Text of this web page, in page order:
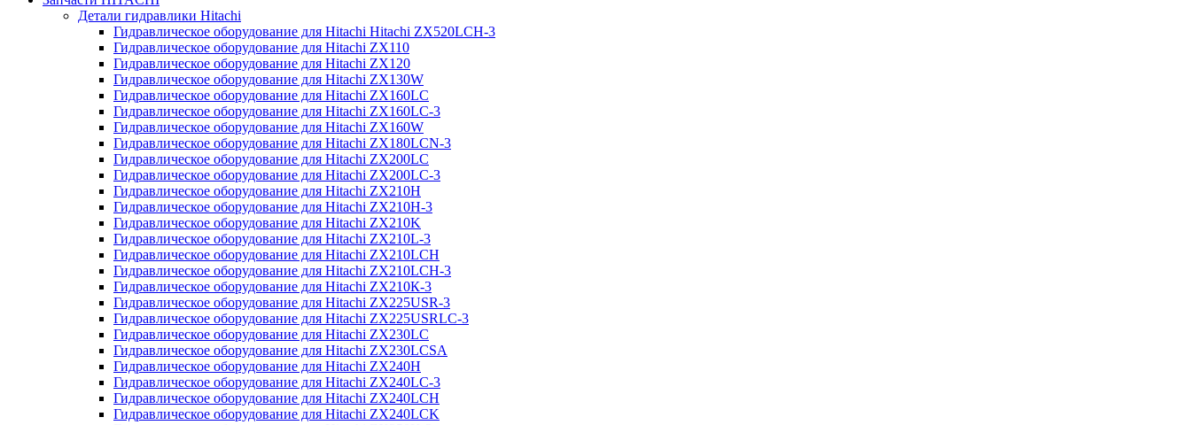
Детали гидравлики Hitachi
Гидравлическое оборудование для Hitachi Hitachi ZX520LCH-3
Гидравлическое оборудование для Hitachi ZX110
Гидравлическое оборудование для Hitachi ZX120
Гидравлическое оборудование для Hitachi ZX130W
Гидравлическое оборудование для Hitachi ZX160LC
Гидравлическое оборудование для Hitachi ZX160LC-3
Гидравлическое оборудование для Hitachi ZX160W
Гидравлическое оборудование для Hitachi ZX180LCN-3
Гидравлическое оборудование для Hitachi ZX200LC
Гидравлическое оборудование для Hitachi ZX200LC-3
Гидравлическое оборудование для Hitachi ZX210H
Гидравлическое оборудование для Hitachi ZX210H-3
Гидравлическое оборудование для Hitachi ZX210K
Гидравлическое оборудование для Hitachi ZX210L-3
Гидравлическое оборудование для Hitachi ZX210LCH
Гидравлическое оборудование для Hitachi ZX210LCH-3
Гидравлическое оборудование для Hitachi ZX210К-3
Гидравлическое оборудование для Hitachi ZX225USR-3
Гидравлическое оборудование для Hitachi ZX225USRLC-3
Гидравлическое оборудование для Hitachi ZX230LC
Гидравлическое оборудование для Hitachi ZX230LCSA
Гидравлическое оборудование для Hitachi ZX240H
Гидравлическое оборудование для Hitachi ZX240LC-3
Гидравлическое оборудование для Hitachi ZX240LCH
Гидравлическое оборудование для Hitachi ZX240LCK